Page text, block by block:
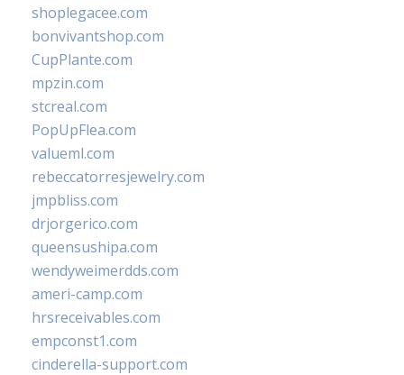
shoplegacee.com
bonvivantshop.com
CupPlante.com
mpzin.com
stcreal.com
PopUpFlea.com
valueml.com
rebeccatorresjewelry.com
jmpbliss.com
drjorgerico.com
queensushipa.com
wendyweimerdds.com
ameri-camp.com
hrsreceivables.com
empconst1.com
cinderella-support.com